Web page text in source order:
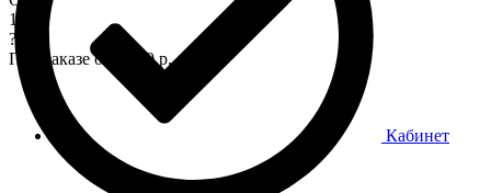
170
?
При заказе от 7 000 р.
Кабинет